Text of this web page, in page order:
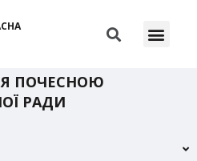
ПОЧЕСНОЮ
РАДИ